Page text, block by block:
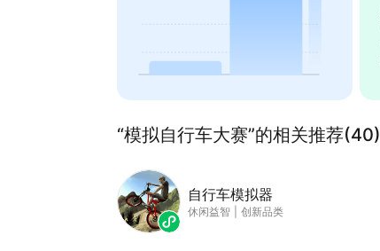
“模拟自行车大赛”的相关推荐(40)
自行车模拟器
休闲益智 创新品类